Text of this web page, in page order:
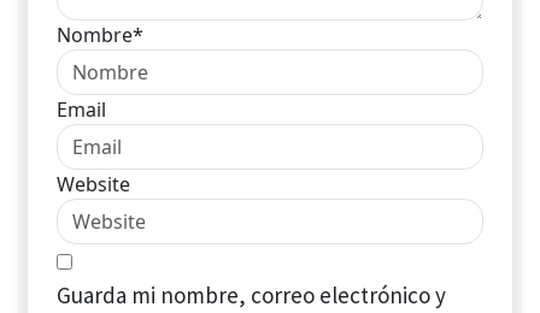
Nombre*
Email
Website
Guarda mi nombre, correo electrónico y